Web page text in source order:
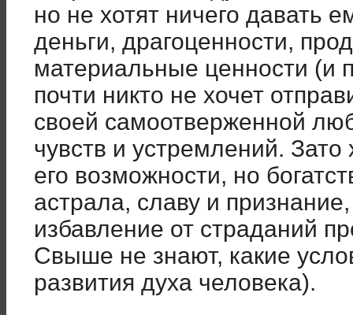
но не хотят ничего давать
деньги, драгоценности,
материальные ценности (и
почти никто не хочет
своей самоотверженной
чувств и устремлений.
его возможности, но
астрала, славу и
избавление от страданий
Свыше не знают, какие
развития духа человека).